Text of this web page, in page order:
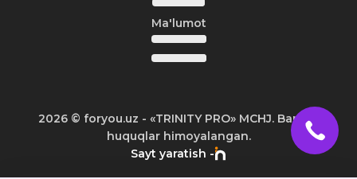
Ma'lumot
2026© foryou.uz - «TRINITY PRO» MCHJ. Barcha
huquqlar himoyalangan.
Sayt yaratish -